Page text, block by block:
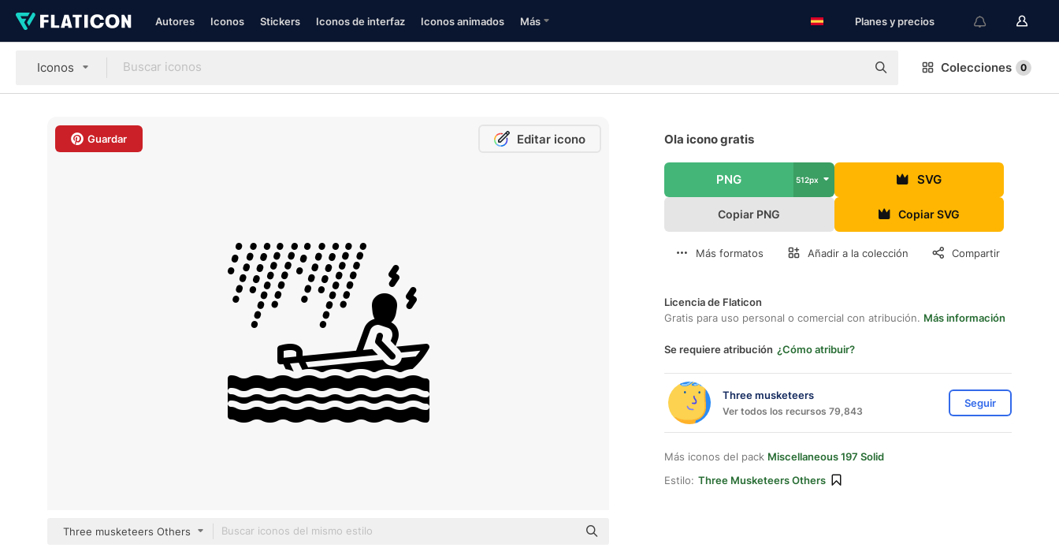
Autores Iconos Stickers Iconos de interfaz Iconos animados Más Planes y precios
Iconos Colecciones 0
Guardar Editar icono
Three musketeers Others
Ola icono gratis
PNG 512px SVG
Copiar PNG Copiar SVG
Más formatos Añadir a la colección Compartir
Licencia de Flaticon
Gratis para uso personal o comercial con atribución. Más información
Se requiere atribución ¿Cómo atribuir?
Three musketeers
Ver todos los recursos 79,843
Seguir
Más iconos del pack Miscellaneous 197 Solid
Estilo: Three Musketeers Others